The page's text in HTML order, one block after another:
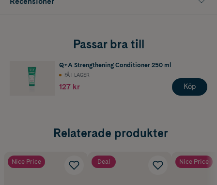
Passar bra till
Q+A Strengthening Conditioner 250 ml
FÅ I LAGER
127 kr Köp
Relaterade produkter
Nice Price Deal Nice Price